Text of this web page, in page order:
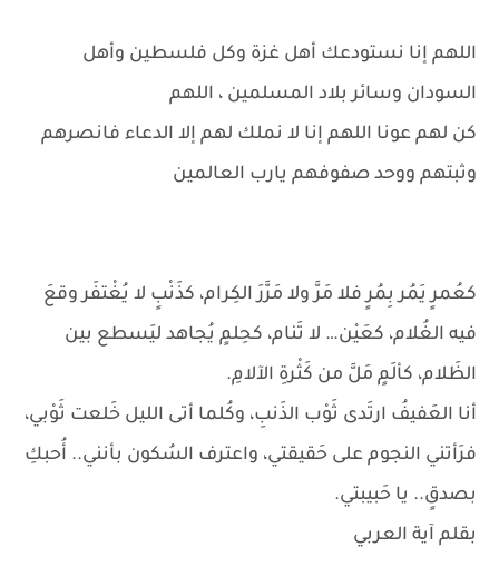
اللهم إنا نستودعك أهل غزة وكل فلسطين وأهل
السودان وسائر بلاد المسلمين ، اللهم
كن لهم عونا اللهم إنا لا نملك لهم إلا الدعاء فانصرهم
وثبتهم ووحد صفوفهم يارب العالمين
كعُمرٍ يَمُر بِمُرٍ فلا مَرَّ ولا مَرَّرَ الكِرام، كذَنْبٍ لا يُغْتفَر وقعَ
فيه الغُلام، كعَيْن… لا تَنام، كحِلمٍ يُجاهد ليَسطع بين
الظَلام، كألَمٍ مَلَّ من كَثْرةِ الآلامِ.
أنا العَفيفُ ارتَدى ثَوْب الذَنبِ، وكُلما أتى الليل خَلعت ثَوْبي،
فرَأتني النجوم على حَقيقتي، واعترف السُكون بأنني.. أُحبكِ
بصدقٍ.. يا حَبيبتي.
بقلم آية العربي